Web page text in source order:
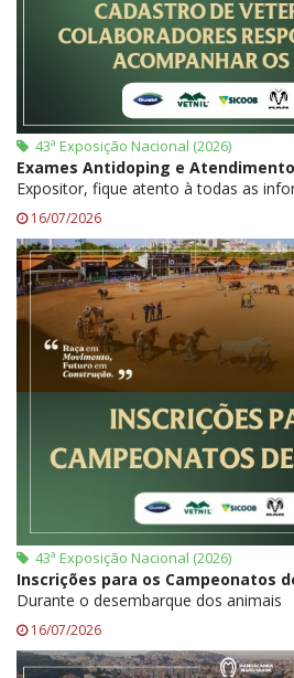
43ª Exposição Nacional (2026)
Exames Antidoping e
Expositor, fique atento à todas as
16/07/2026
43ª Exposição Nacional (2026)
Inscrições para os Campeonatos
Durante o desembarque dos animais
16/07/2026